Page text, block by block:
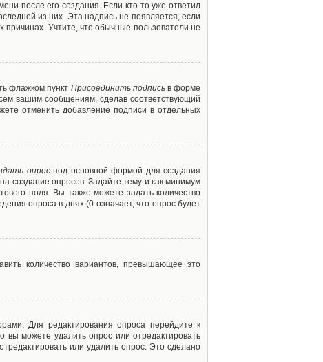
после его создания. Если кто-то уже ответил
из них. Эта надпись не появляется, если
Учтите, что обычные пользователи не
флажком пункт Присоединить подписьв форме
вашим сообщениям, сделав соответствующий
отменить добавление подписи в отдельных
опроспод основной формой для создания
создание опросов. Задайте тему и как минимум
поля. Вы также можете задать количество
опроса в днях (0 означает, что опрос будет
количество вариантов, превышающее это
Для редактирования опроса перейдите к
вы можете удалить опрос или отредактировать
или удалить опрос. Это сделано